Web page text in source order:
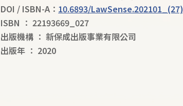
DOI / ISBN-A： 10.6893/LawSense.202101_(27)
ISBN ： 22193669_027
出版機構 ： 新保成出版事業有限公司
出版年 ： 2020